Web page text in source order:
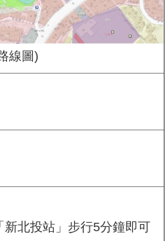
線圖)
新北投站」步行5分鐘即可